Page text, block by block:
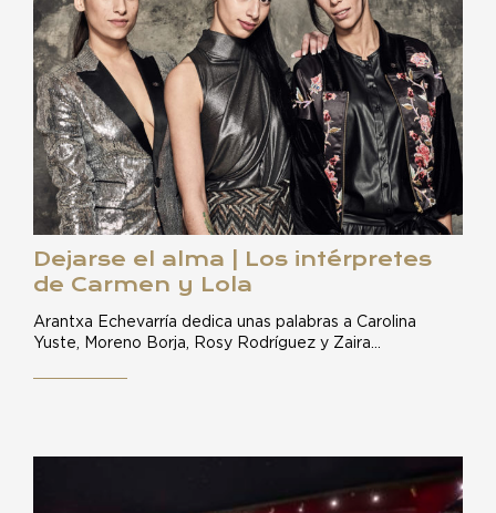
Dejarse el alma | Los intérpretes
de Carmen y Lola
Arantxa Echevarría dedica unas palabras a Carolina
Yuste, Moreno Borja, Rosy Rodríguez y Zaira…